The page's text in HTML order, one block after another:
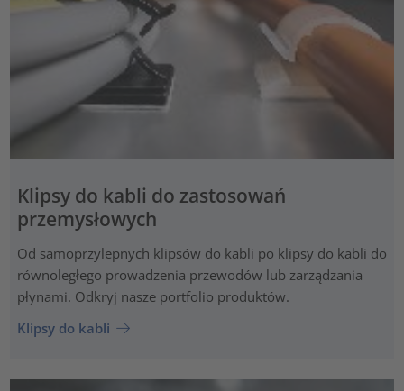
Klipsy do kabli do zastosowań
przemysłowych
Od samoprzylepnych klipsów do kabli po klipsy do kabli do
równoległego prowadzenia przewodów lub zarządzania
płynami. Odkryj nasze portfolio produktów.
Klipsy do kabli